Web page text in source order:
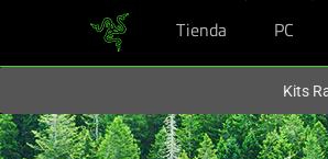
Tienda PC
Kits